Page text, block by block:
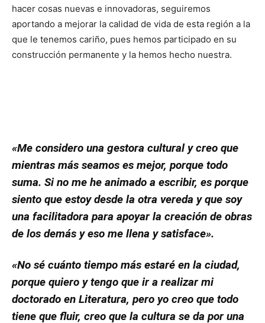
hacer cosas nuevas e innovadoras, seguiremos
aportando a mejorar la calidad de vida de esta región a la
que le tenemos cariño, pues hemos participado en su
construcción permanente y la hemos hecho nuestra.
«Me considero una gestora cultural y creo que
mientras más seamos es mejor, porque todo
suma. Si no me he animado a escribir, es porque
siento que estoy desde la otra vereda y que soy
una facilitadora para apoyar la creación de obras
de los demás y eso me llena y satisface».
«No sé cuánto tiempo más estaré en la ciudad,
porque quiero y tengo que ir a realizar mi
doctorado en Literatura, pero yo creo que todo
tiene que fluir, creo que la cultura se da por una